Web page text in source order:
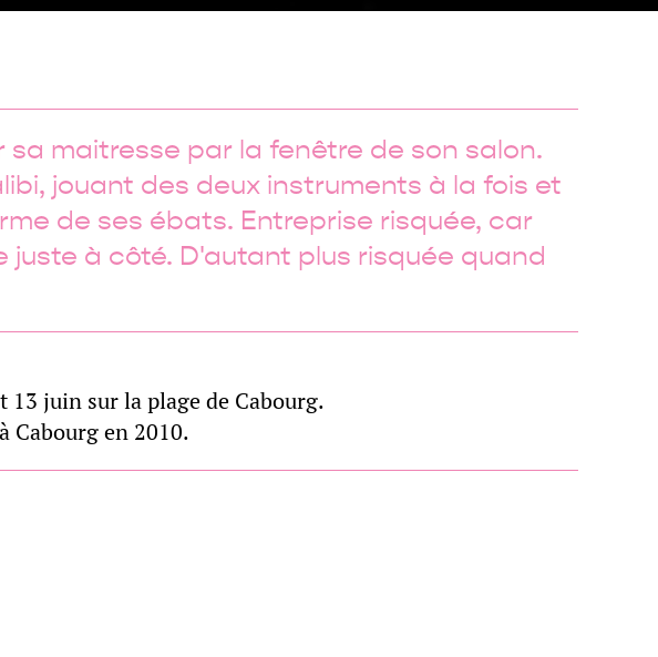
maitresse par la fenêtre de son salon.
jouant des deux instruments à la fois et
de ses ébats. Entreprise risquée, car
juste à côté. D'autant plus risquée quand
13 juin sur la plage de Cabourg.
Cabourg en 2010.